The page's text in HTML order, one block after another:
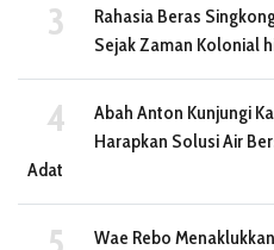
Rahasia Beras
Sejak Zaman Kolonial
Abah Anton Kunjungi
Harapkan Solusi Air
Adat
Wae Rebo